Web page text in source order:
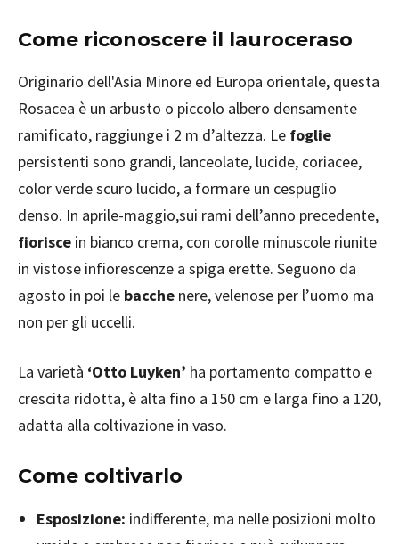
Come riconoscere il lauroceraso
Originario dell'Asia Minore ed Europa orientale, questa
Rosacea è un arbusto o piccolo albero densamente
ramificato, raggiunge i 2 m d’altezza. Le foglie
persistenti sono grandi, lanceolate, lucide, coriacee,
color verde scuro lucido, a formare un cespuglio
denso. In aprile-maggio,sui rami dell’anno precedente,
fiorisce in bianco crema, con corolle minuscole riunite
in vistose infiorescenze a spiga erette. Seguono da
agosto in poi le bacche nere, velenose per l’uomo ma
non per gli uccelli.
La varietà ‘Otto Luyken’ ha portamento compatto e
crescita ridotta, è alta fino a 150 cm e larga fino a 120,
adatta alla coltivazione in vaso.
Come coltivarlo
Esposizione: indifferente, ma nelle posizioni molto